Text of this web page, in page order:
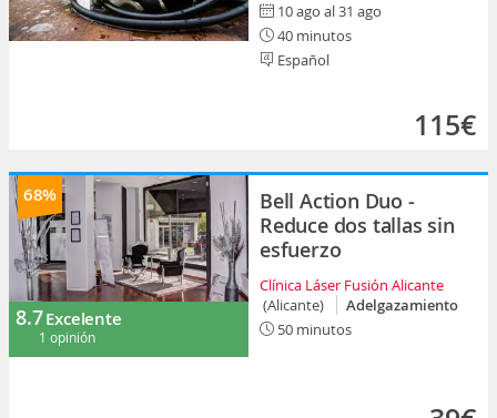
10 ago al 31 ago
40 minutos
Español
115€
68%
8.7Excelente
1 opinión
Bell Action Duo -
Reduce dos tallas sin
esfuerzo
Clínica Láser Fusión Alicante
(Alicante)
Adelgazamiento
50 minutos